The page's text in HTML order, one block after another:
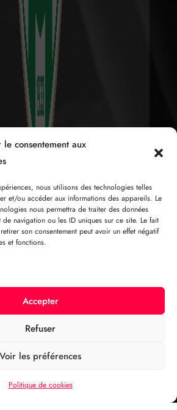
consentement aux
nous utilisons des technologies telles
et/ou accéder aux informations des appareils. Le
nous permettra de traiter des données
navigation ou les ID uniques sur ce site. Le fait
son consentement peut avoir un effet négatif
et fonctions.
Accepter
Refuser
Voir les préférences
Politique de cookies